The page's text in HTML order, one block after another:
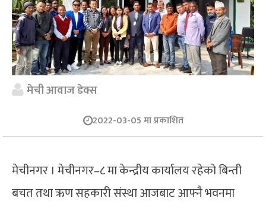
मेची आवाज डेक्स
2022-03-05 मा प्रकाशित
मेचीनगर । मेचीनगर–८ मा केन्द्रीय कार्यालय रहेको बिन्ती
बचत तथा ऋण सहकारी संस्था आजबाट आफ्नै भवनमा